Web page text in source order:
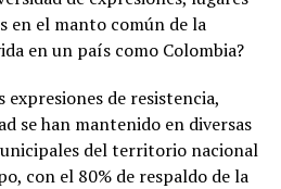
en el manto común de la
en un país como Colombia?
de resistencia,
se han mantenido en diversas
del territorio nacional
con el 80% de respaldo de la